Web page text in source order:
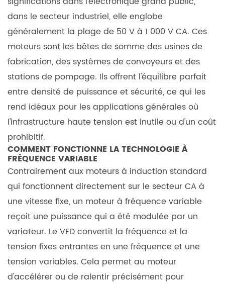
contrôle
du
et
de
la
vitesse
2.2.1
Comparaison :
moteur
standard
et
moteur
à
fréquence
variable
2.3
Quand
s’en
tenir
dans le secteur industriel, elle englobe
généralement la plage de 50 V à 1 000 V CA. Ces
moteurs sont les bêtes de somme des usines de
fabrication, des systèmes de convoyeurs et des
stations de pompage. Ils offrent l'équilibre parfait
entre densité de puissance et sécurité, ce qui les
rend idéaux pour les applications générales où
l'infrastructure haute tension est inutile ou d'un coût
prohibitif.
COMMENT FONCTIONNE LA TECHNOLOGIE À
FRÉQUENCE VARIABLE
Contrairement aux moteurs à induction standard
qui fonctionnent directement sur le secteur CA à
une vitesse fixe, un moteur à fréquence variable
reçoit une puissance qui a été modulée par un
variateur. Le VFD convertit la fréquence et la
tension fixes entrantes en une fréquence et une
tension variables. Cela permet au moteur
d'accélérer ou de ralentir précisément pour